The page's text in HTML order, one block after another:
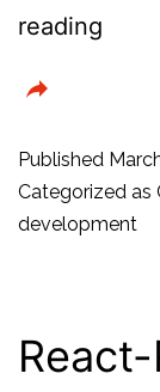
reading
nu
Published
Categorized as
development